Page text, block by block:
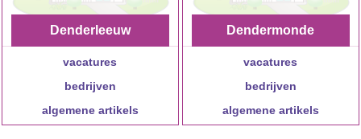
Denderleeuw
vacatures
bedrijven
algemene artikels
Dendermonde
vacatures
bedrijven
algemene artikels